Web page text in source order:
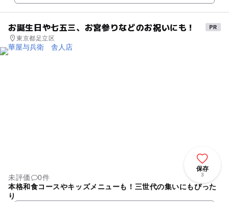
お誕生日や七五三、お宮参りなどのお祝いにも！
東京都足立区
保存
3
未評価
0件
本格和食コースやキッズメニューも！三世代の集いにもぴった
り